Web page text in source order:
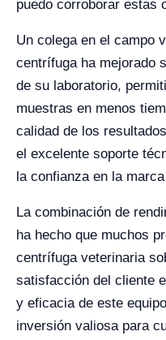
puedo corroborar estas
Un colega en el campo
centrífuga ha mejorado
de su laboratorio,
muestras en menos
calidad de los
el excelente soporte
la confianza en la
La combinación de
ha hecho que muchos
centrífuga veterinaria
satisfacción del cliente
y eficacia de este
inversión valiosa para